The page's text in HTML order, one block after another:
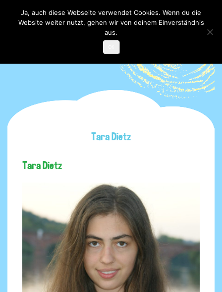
Toggle

Tara Dietz
Tara Dietz
Ja, auch diese Webseite verwendet Cookies. Wenn du die
Website weiter nutzt, gehen wir von deinem Einverständnis
aus.